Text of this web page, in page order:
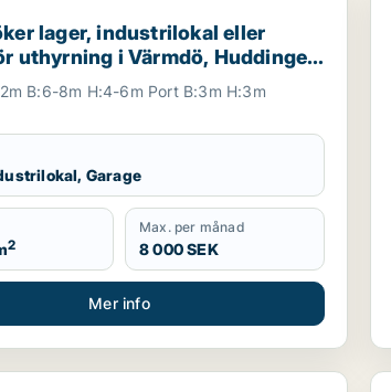
eller Österåker m.fl.
lager, industrilokal eller garage för
lager, industrilokal eller
uthyrning i Värmdö, Huddinge
m.fl.
B:6-8m H:4-6m Port B:3m H:3m
Garage
2
Max. per månad
8 000 SEK
Mer info